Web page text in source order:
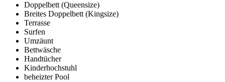
Doppelbett (Queensize)
Breites Doppelbett (Kingsize)
Terrasse
Surfen
Umzäunt
Bettwäsche
Handtücher
Kinderhochstuhl
beheizter Pool